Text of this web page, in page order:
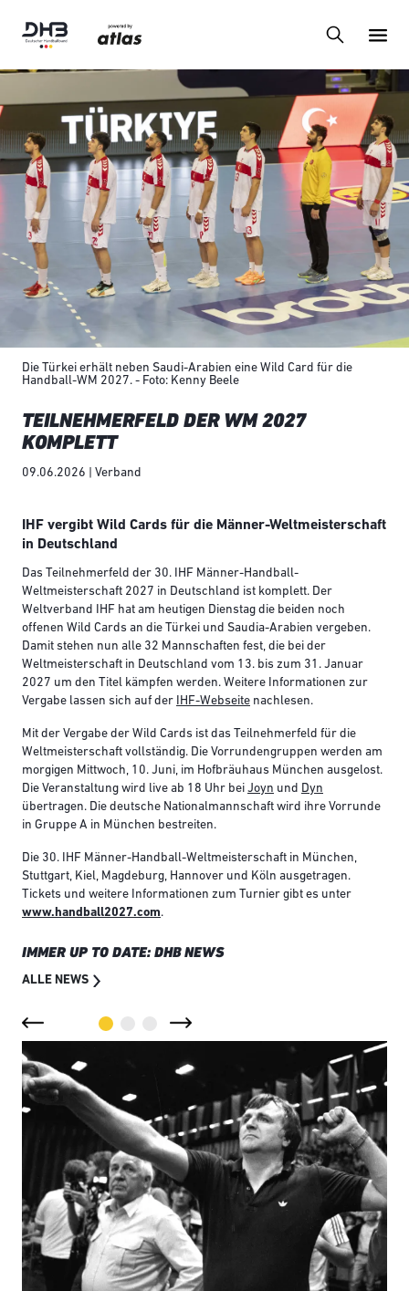
Die Türkei erhält neben Saudi-Arabien eine Wild Card für die
Handball-WM 2027. - Foto: Kenny Beele
TEILNEHMERFELD DER WM 2027
KOMPLETT
09.06.2026 | Verband
IHF vergibt Wild Cards für die Männer-Weltmeisterschaft
in Deutschland
Das Teilnehmerfeld der 30. IHF Männer-Handball-
Weltmeisterschaft 2027 in Deutschland ist komplett. Der
Weltverband IHF hat am heutigen Dienstag die beiden noch
offenen Wild Cards an die Türkei und Saudia-Arabien vergeben.
Damit stehen nun alle 32 Mannschaften fest, die bei der
Weltmeisterschaft in Deutschland vom 13. bis zum 31. Januar
2027 um den Titel kämpfen werden. Weitere Informationen zur
Vergabe lassen sich auf der IHF-Webseite nachlesen.
Mit der Vergabe der Wild Cards ist das Teilnehmerfeld für die
Weltmeisterschaft vollständig. Die Vorrundengruppen werden am
morgigen Mittwoch, 10. Juni, im Hofbräuhaus München ausgelost.
Die Veranstaltung wird live ab 18 Uhr bei Joyn und Dyn
übertragen. Die deutsche Nationalmannschaft wird ihre Vorrunde
in Gruppe A in München bestreiten.
Die 30. IHF Männer-Handball-Weltmeisterschaft in München,
Stuttgart, Kiel, Magdeburg, Hannover und Köln ausgetragen.
Tickets und weitere Informationen zum Turnier gibt es unter
www.handball2027.com.
IMMER UP TO DATE: DHB NEWS
ALLE NEWS